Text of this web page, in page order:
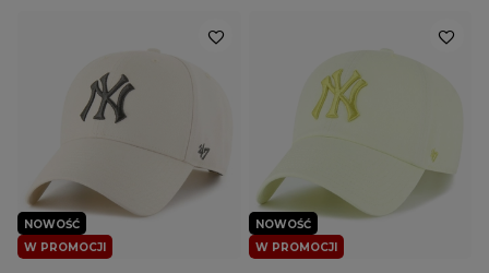
W PROMOCJI
NOWOŚĆ
W PROMOCJI
NOWOŚĆ